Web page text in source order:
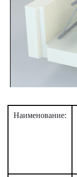
Наименование: